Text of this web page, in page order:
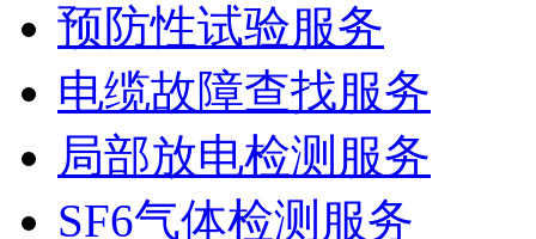
预防性试验服务
电缆故障查找服务
局部放电检测服务
SF6气体检测服务